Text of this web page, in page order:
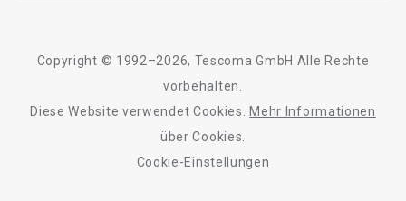
Qualität
Barrierefreiheit
Copyright © 1992–2026, Tescoma GmbH Alle Rechte
vorbehalten.
Diese Website verwendet Cookies.
Mehr Informationen
über Cookies.
Cookie-Einstellungen